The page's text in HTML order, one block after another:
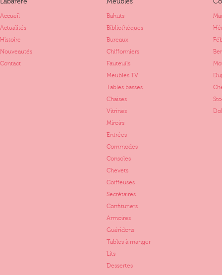
Accueil
Actualités
Histoire
Nouveautés
Contact
Bahuts
Bibliothèques
Bureaux
Chiffonniers
Fauteuils
Meubles TV
Tables basses
Chaises
Vitrines
Miroirs
Entrées
Commodes
Consoles
Chevets
Coiffeuses
Secrétaires
Confituriers
Armoires
Guéridons
Tables à manger
Lits
Dessertes